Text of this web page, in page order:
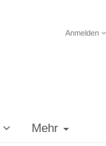
Anmelden
Mehr